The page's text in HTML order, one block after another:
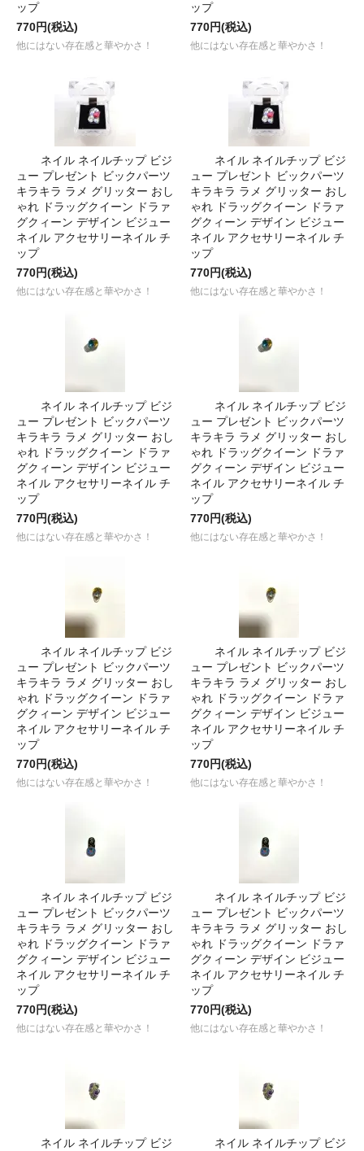
ップ
770円(税込)
他にはない存在感と華やかさ！
ップ
770円(税込)
他にはない存在感と華やかさ！
ネイル ネイルチップ ビジ
ュー プレゼント ビックパーツ
キラキラ ラメ グリッター おし
ゃれ ドラッグクイーン ドラァ
グクィーン デザイン ビジュー
ネイル アクセサリーネイル チ
ップ
770円(税込)
他にはない存在感と華やかさ！
ネイル ネイルチップ ビジ
ュー プレゼント ビックパーツ
キラキラ ラメ グリッター おし
ゃれ ドラッグクイーン ドラァ
グクィーン デザイン ビジュー
ネイル アクセサリーネイル チ
ップ
770円(税込)
他にはない存在感と華やかさ！
ネイル ネイルチップ ビジ
ュー プレゼント ビックパーツ
キラキラ ラメ グリッター おし
ゃれ ドラッグクイーン ドラァ
グクィーン デザイン ビジュー
ネイル アクセサリーネイル チ
ップ
770円(税込)
他にはない存在感と華やかさ！
ネイル ネイルチップ ビジ
ュー プレゼント ビックパーツ
キラキラ ラメ グリッター おし
ゃれ ドラッグクイーン ドラァ
グクィーン デザイン ビジュー
ネイル アクセサリーネイル チ
ップ
770円(税込)
他にはない存在感と華やかさ！
ネイル ネイルチップ ビジ
ュー プレゼント ビックパーツ
キラキラ ラメ グリッター おし
ゃれ ドラッグクイーン ドラァ
グクィーン デザイン ビジュー
ネイル アクセサリーネイル チ
ップ
770円(税込)
他にはない存在感と華やかさ！
ネイル ネイルチップ ビジ
ュー プレゼント ビックパーツ
キラキラ ラメ グリッター おし
ゃれ ドラッグクイーン ドラァ
グクィーン デザイン ビジュー
ネイル アクセサリーネイル チ
ップ
770円(税込)
他にはない存在感と華やかさ！
ネイル ネイルチップ ビジ
ュー プレゼント ビックパーツ
キラキラ ラメ グリッター おし
ゃれ ドラッグクイーン ドラァ
グクィーン デザイン ビジュー
ネイル アクセサリーネイル チ
ップ
770円(税込)
他にはない存在感と華やかさ！
ネイル ネイルチップ ビジ
ュー プレゼント ビックパーツ
キラキラ ラメ グリッター おし
ゃれ ドラッグクイーン ドラァ
グクィーン デザイン ビジュー
ネイル アクセサリーネイル チ
ップ
770円(税込)
他にはない存在感と華やかさ！
ネイル ネイルチップ ビジ
ネイル ネイルチップ ビジ